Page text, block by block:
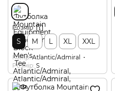
Розмір
S M L XL XXL
Колір Atlantic/Admiral
Розмір S